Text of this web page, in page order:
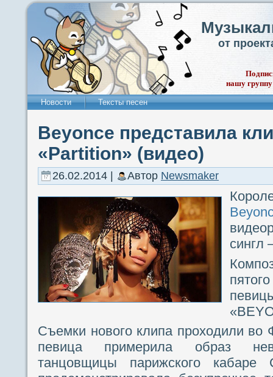
от
нашу
Новости Тексты песен
Beyonce представила
«Partition» (видео)
26.02.2014 | Автор Newsmaker
сингл
Съемки нового клипа проходили
певица примерила образ
танцовщицы парижского